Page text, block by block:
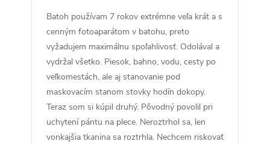
Batoh používam 7 rokov extrémne veľa krát a s
cenným fotoaparátom v batohu, preto
vyžadujem maximálnu spoľahlivosť. Odolával a
vydržal všetko. Piesok, bahno, vodu, cesty po
veľkomestách, ale aj stanovanie pod
maskovacím stanom stovky hodín dokopy.
Teraz som si kúpil druhý. Pôvodný povolil pri
uchytení pántu na plece. Neroztrhol sa, len
vonkajšia tkanina sa roztrhla. Nechcem riskovať